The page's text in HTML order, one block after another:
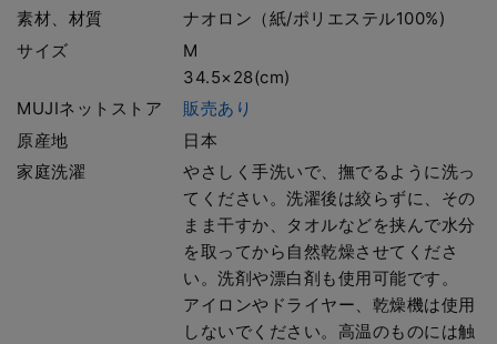
素材、材質
ナオロン（紙/ポリエステル100%)
サイズ
M
34.5×28(cm)
MUJIネットストア
販売あり
原産地
日本
家庭洗濯
やさしく手洗いで、撫でるように洗っ
てください。洗濯後は絞らずに、その
まま干すか、タオルなどを挟んで水分
を取ってから自然乾燥させてくださ
い。洗剤や漂白剤も使用可能です。
アイロンやドライヤー、乾燥機は使用
しないでください。高温のものには触